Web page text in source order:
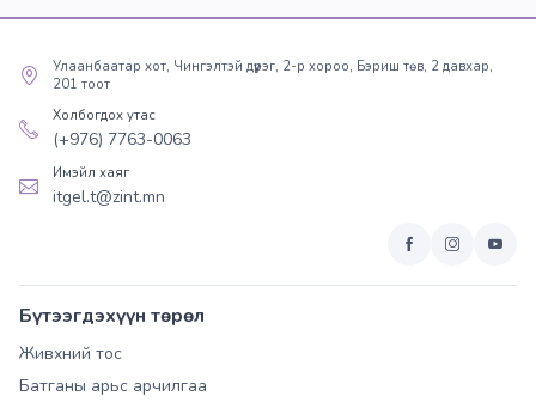
Улаанбаатар хот, Чингэлтэй дүүрэг, 2-р хороо, Бэриш төв, 2 давхар,
201 тоот
Холбогдох утас
(+976) 7763-0063
Имэйл хаяг
itgel.t@zint.mn
Бүтээгдэхүүн төрөл
Живхний тос
Батганы арьс арчилгаа